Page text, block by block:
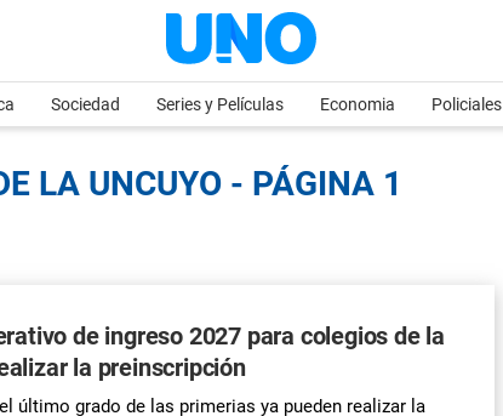
Sociedad Series y Películas Economia Policiales
LA UNCUYO - PÁGINA 1
de ingreso 2027 para colegios de la
la preinscripción
último grado de las primerias ya pueden realizar la